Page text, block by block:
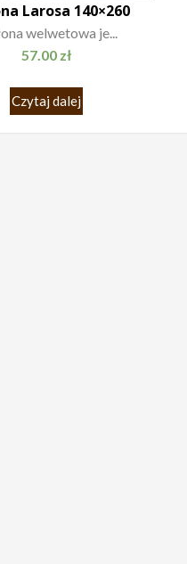
Larosa 140×260
welwetowa je...
57.00 zł
Czytaj dalej